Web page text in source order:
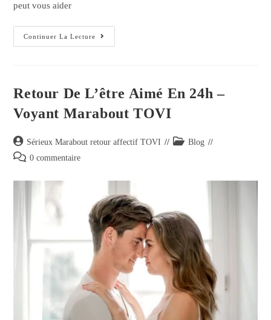
peut vous aider
Continuer La Lecture
Retour De L’être Aimé En 24h –
Voyant Marabout TOVI
Sérieux Marabout retour affectif TOVI
Blog
0 commentaire